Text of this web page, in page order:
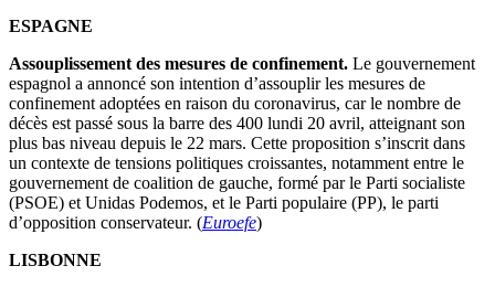
ESPAGNE
Assouplissement des mesures de confinement. Le gouvernement
espagnol a annoncé son intention d’assouplir les mesures de
confinement adoptées en raison du coronavirus, car le nombre de
décès est passé sous la barre des 400 lundi 20 avril, atteignant son
plus bas niveau depuis le 22 mars. Cette proposition s’inscrit dans
un contexte de tensions politiques croissantes, notamment entre le
gouvernement de coalition de gauche, formé par le Parti socialiste
(PSOE) et Unidas Podemos, et le Parti populaire (PP), le parti
d’opposition conservateur. (Euroefe)
LISBONNE